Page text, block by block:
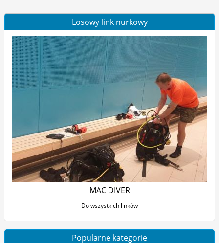
Losowy link nurkowy
MAC DIVER
Do wszystkich linków
Popularne kategorie